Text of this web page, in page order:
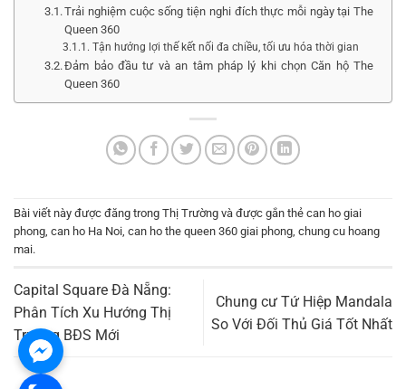
Trải nghiệm cuộc sống tiện nghi đích thực mỗi ngày tại The
Queen 360
Tận hưởng lợi thế kết nối đa chiều, tối ưu hóa thời gian
Đảm bảo đầu tư và an tâm pháp lý khi chọn Căn hộ The
Queen 360
Bài viết này được đăng trong Thị Trường và được gắn thẻ can ho giai
phong, can ho Ha Noi, can ho the queen 360 giai phong, chung cu hoang
mai.
Capital Square Đà Nẵng:
Phân Tích Xu Hướng Thị
Trường BĐS Mới
Chung cư Tứ Hiệp Mandala
So Với Đối Thủ Giá Tốt Nhất